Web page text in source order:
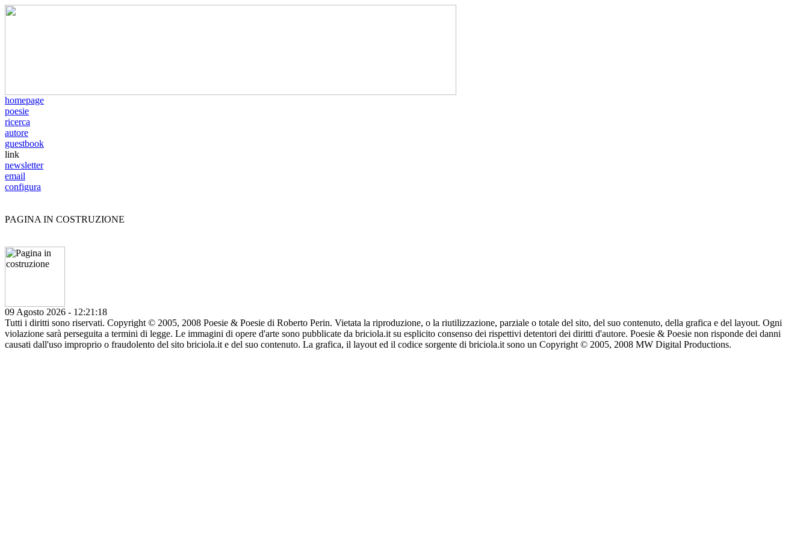
homepage
poesie
ricerca
autore
guestbook
link
newsletter
email
configura
PAGINA IN COSTRUZIONE
09 Agosto 2026 - 12:21:18
Tutti i diritti sono riservati. Copyright © 2005, 2008 Poesie & Poesie di Roberto Perin. Vietata la riproduzione, o la riutilizzazione, parziale o totale del sito, del suo contenuto, della grafica e del layout. Ogni
violazione sarà perseguita a termini di legge. Le immagini di opere d'arte sono pubblicate da briciola.it su esplicito consenso dei rispettivi detentori dei diritti d'autore. Poesie & Poesie non risponde dei danni
causati dall'uso improprio o fraudolento del sito briciola.it e del suo contenuto. La grafica, il layout ed il codice sorgente di briciola.it sono un Copyright © 2005, 2008 MW Digital Productions.